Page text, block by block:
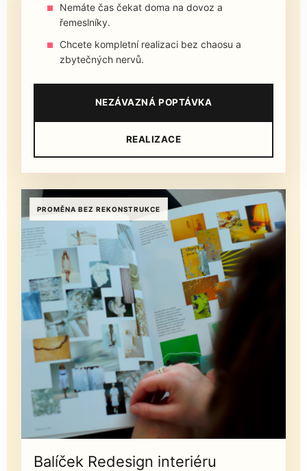
Nemáte čas čekat doma na dovoz a
řemeslníky.
Chcete kompletní realizaci bez chaosu a
zbytečných nervů.
NEZÁVAZNÁ POPTÁVKA
REALIZACE
PROMĚNA BEZ REKONSTRUKCE
Balíček Redesign interiéru